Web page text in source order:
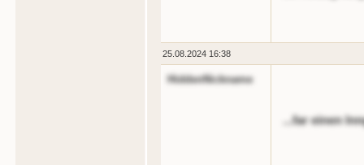
25.08.2024 16:38
HiddenNickname
...far einen